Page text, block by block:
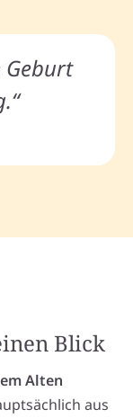
Geburt
Blick
Alten
aus